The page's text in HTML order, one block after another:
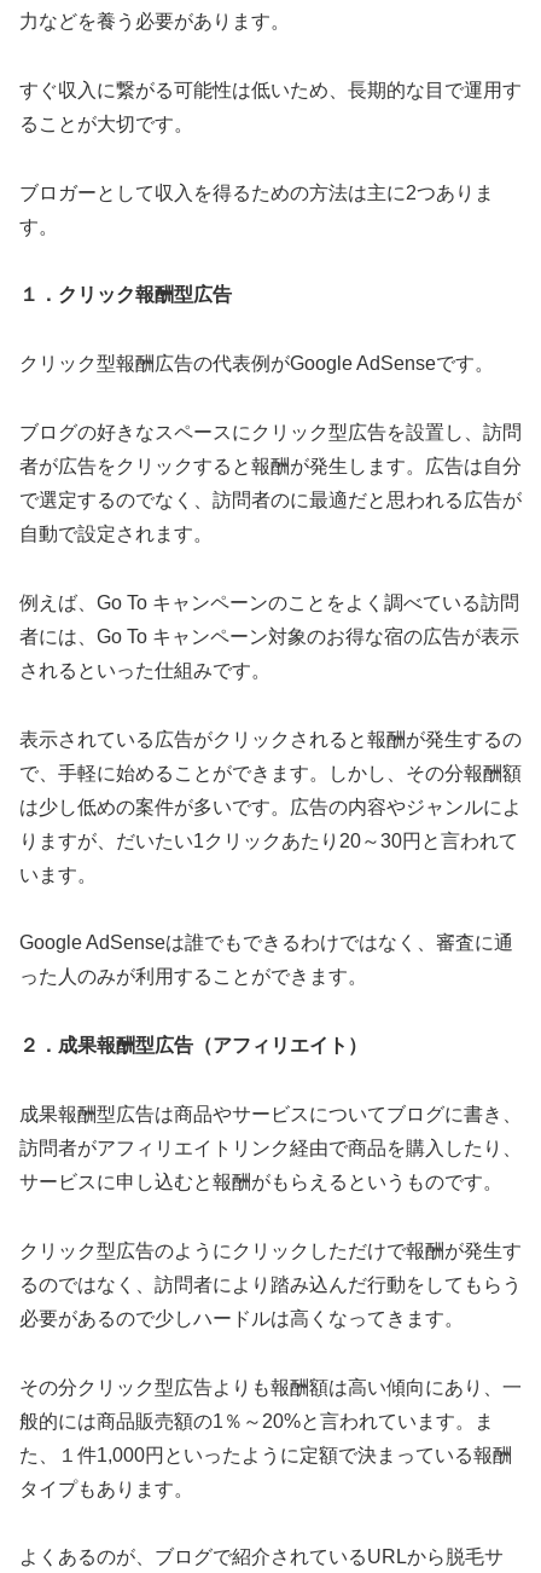
力などを養う必要があります。
すぐ収入に繋がる可能性は低いため、長期的な目で運用す
ることが大切です。
ブロガーとして収入を得るための方法は主に2つありま
す。
１．クリック報酬型広告
クリック型報酬広告の代表例がGoogle AdSenseです。
ブログの好きなスペースにクリック型広告を設置し、訪問
者が広告をクリックすると報酬が発生します。広告は自分
で選定するのでなく、訪問者のに最適だと思われる広告が
自動で設定されます。
例えば、Go To キャンペーンのことをよく調べている訪問
者には、Go To キャンペーン対象のお得な宿の広告が表示
されるといった仕組みです。
表示されている広告がクリックされると報酬が発生するの
で、手軽に始めることができます。しかし、その分報酬額
は少し低めの案件が多いです。広告の内容やジャンルによ
りますが、だいたい1クリックあたり20～30円と言われて
います。
Google AdSenseは誰でもできるわけではなく、審査に通
った人のみが利用することができます。
２．成果報酬型広告（アフィリエイト）
成果報酬型広告は商品やサービスについてブログに書き、
訪問者がアフィリエイトリンク経由で商品を購入したり、
サービスに申し込むと報酬がもらえるというものです。
クリック型広告のようにクリックしただけで報酬が発生す
るのではなく、訪問者により踏み込んだ行動をしてもらう
必要があるので少しハードルは高くなってきます。
その分クリック型広告よりも報酬額は高い傾向にあり、一
般的には商品販売額の1％～20%と言われています。ま
た、１件1,000円といったように定額で決まっている報酬
タイプもあります。
よくあるのが、ブログで紹介されているURLから脱毛サ